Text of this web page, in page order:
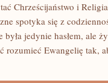
Chrześcijaństwo i
spotyka się z
była jedynie hasłem, ale
rozumieć Ewangelię tak,